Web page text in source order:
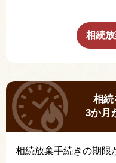
相続
相続
3か月
相続放棄手続きの期限